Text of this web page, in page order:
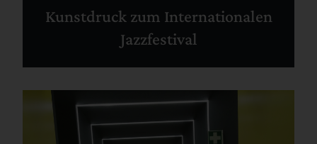
Kunstdruck zum Internationalen
Jazzfestival